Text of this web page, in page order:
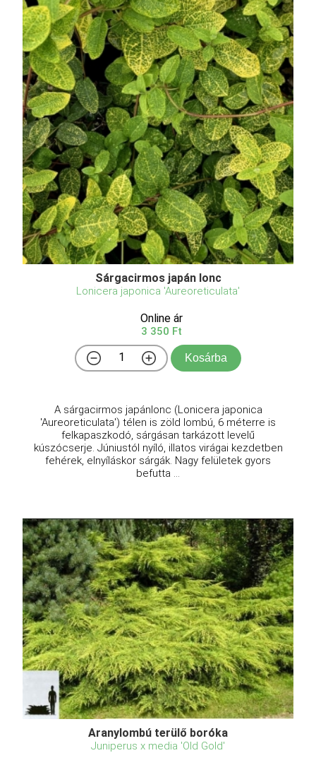
Sárgacirmos japán lonc
Lonicera japonica 'Aureoreticulata'
Online ár
3 350 Ft
Kosárba
A sárgacirmos japánlonc (Lonicera japonica
'Aureoreticulata') télen is zöld lombú, 6 méterre is
felkapaszkodó, sárgásan tarkázott levelű
kúszócserje. Júniustól nyíló, illatos virágai kezdetben
fehérek, elnyíláskor sárgák. Nagy felületek gyors
befutta ...
Aranylombú terülő boróka
Juniperus x media 'Old Gold'